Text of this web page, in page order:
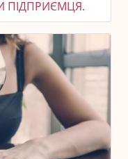
ПІДПРИЄМЦЯ.